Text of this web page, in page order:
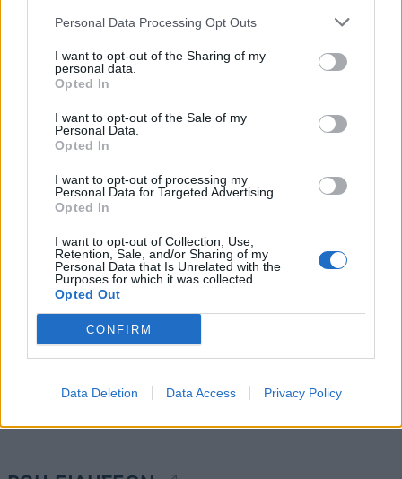
Personal Data Processing Opt Outs
I want to opt-out of the Sharing of my
personal data.
Opted In
I want to opt-out of the Sale of my
Personal Data.
Opted In
I want to opt-out of processing my
Personal Data for Targeted Advertising.
Opted In
I want to opt-out of Collection, Use,
Retention, Sale, and/or Sharing of my
Personal Data that Is Unrelated with the
Purposes for which it was collected.
Opted Out
CONFIRM
Data Deletion Data Access Privacy Policy
Ο Όμιλος ΗΡΑΚΛΗΣ στο
τιμόνι της
απόανθρακοποίησης με
εσπερίδα στο ΤΕΕ
Μαγνησίας
28/03/2024 - 14:51
MYTILINEOS: Υλοποίηση
για 6η χρονία του
29/03/2024 - 11:26